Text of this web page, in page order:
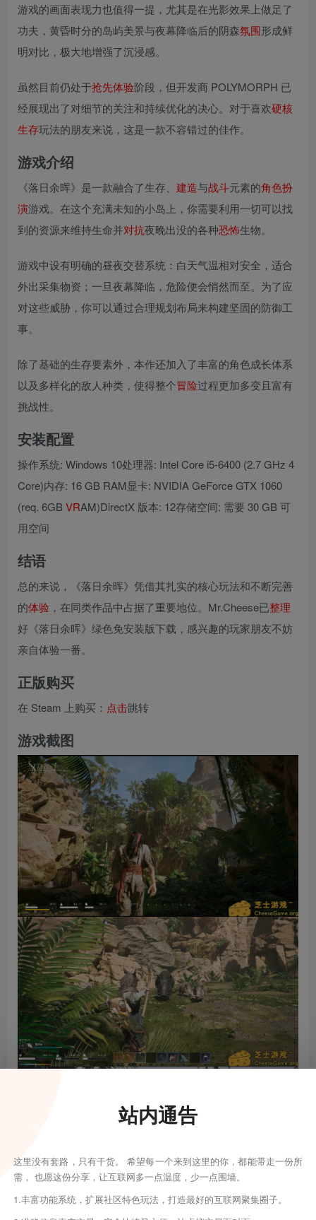
游戏的画面表现力也值得一提，尤其是在光影效果上做足了
功夫，黄昏时分的岛屿美景与夜幕降临后的阴森氛围形成鲜
明对比，极大地增强了沉浸感。
虽然目前仍处于抢先体验阶段，但开发商 POLYMORPH 已
经展现出了对细节的关注和持续优化的决心。对于喜欢硬核
生存玩法的朋友来说，这是一款不容错过的佳作。
游戏介绍
《落日余晖》是一款融合了生存、 建造与战斗元素的角色扮
演游戏。在这个充满未知的小岛上，你需要利用一切可以找
到的资源来维持生命并对抗夜晚出没的各种恐怖生物。
游戏中设有明确的昼夜交替系统：白天气温相对安全，适合
外出采集物资；一旦夜幕降临，危险便会悄然而至。为了应
对这些威胁，你可以通过合理规划布局来构建坚固的防御工
事。
除了基础的生存要素外，本作还加入了丰富的角色成长体系
以及多样化的敌人种类，使得整个冒险过程更加多变且富有
挑战性。
安装配置
操作系统: Windows 10处理器: Intel Core i5-6400 (2.7 GHz 4
Core)内存: 16 GB RAM显卡: NVIDIA GeForce GTX 1060
(req. 6GBVRAM)DirectX 版本: 12存储空间: 需要 30 GB 可
用空间
结语
总的来说，《落日余晖》凭借其扎实的核心玩法和不断完善
的体验 ，在同类作品中占据了重要地位。Mr.Cheese已整理
好《落日余晖》绿色免安装版下载，感兴趣的玩家朋友不妨
亲自体验一番。
正版购买
在 Steam 上购买： 点击跳转
游戏截图
站内通告
这里没有套路，只有干货。 希望每一个来到这里的你，都能带走一份所
需， 也愿这份分享，让互联网多一点温度，少一点围墙。
1.丰富功能系统，扩展社区特色玩法，打造最好的互联网聚集圈子。